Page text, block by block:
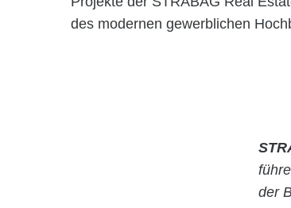
des modernen gewerblichen
der